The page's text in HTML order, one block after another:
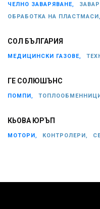
ЧЕЛНО ЗАВАРЯВАНЕ,
ОБРАБОТКА НА ПЛАСТМАСИ,
СОЛ БЪЛГАРИЯ
МЕДИЦИНСКИ ГАЗОВЕ,
ГЕ СОЛЮШЪНС
ПОМПИ,
КЬОВА ЮРЪП
МОТОРИ, КОНТРОЛЕРИ,